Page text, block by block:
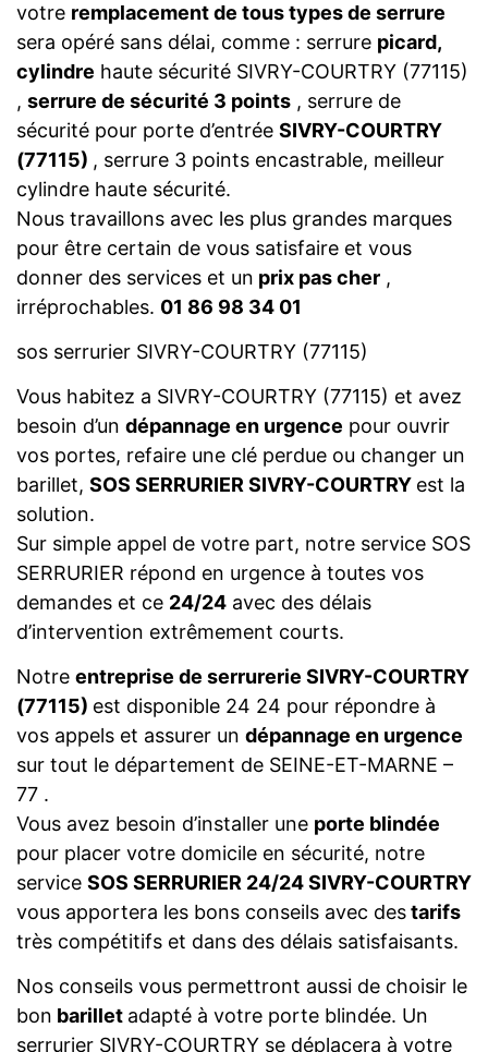
votre remplacement de tous types de serrure
sera opéré sans délai, comme : serrure picard,
cylindre haute sécurité SIVRY-COURTRY (77115)
, serrure de sécurité 3 points , serrure de
sécurité pour porte d’entrée SIVRY-COURTRY
(77115) , serrure 3 points encastrable, meilleur
cylindre haute sécurité.
Nous travaillons avec les plus grandes marques
pour être certain de vous satisfaire et vous
donner des services et un prix pas cher ,
irréprochables. 01 86 98 34 01
sos serrurier SIVRY-COURTRY (77115)
Vous habitez a SIVRY-COURTRY (77115) et avez
besoin d’un dépannage en urgence pour ouvrir
vos portes, refaire une clé perdue ou changer un
barillet, SOS SERRURIER SIVRY-COURTRY est la
solution.
Sur simple appel de votre part, notre service SOS
SERRURIER répond en urgence à toutes vos
demandes et ce 24/24 avec des délais
d’intervention extrêmement courts.
Notre entreprise de serrurerie SIVRY-COURTRY
(77115) est disponible 24 24 pour répondre à
vos appels et assurer un dépannage en urgence
sur tout le département de SEINE-ET-MARNE –
77 .
Vous avez besoin d’installer une porte blindée
pour placer votre domicile en sécurité, notre
service SOS SERRURIER 24/24 SIVRY-COURTRY
vous apportera les bons conseils avec destarifs
très compétitifs et dans des délais satisfaisants.
Nos conseils vous permettront aussi de choisir le
bon barillet adapté à votre porte blindée. Un
serrurier SIVRY-COURTRY se déplacera à votre